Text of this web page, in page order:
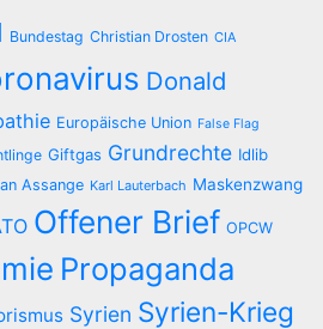
Bundestag Christian Drosten CIA
Donald
Europäische Union False Flag
Giftgas Grundrechte Idlib
Assange Karl Lauterbach Maskenzwang
Offener Brief OPCW
Propaganda
Syrien Syrien-Krieg